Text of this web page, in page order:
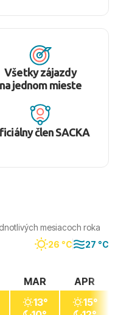
Všetky zájazdy
na jednom mieste
člen SACKA
mesiacoch roka
26 °C 27 °C
MAR
13°
APR
15°